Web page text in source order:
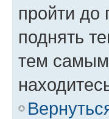
пройти до
поднять
тем самым